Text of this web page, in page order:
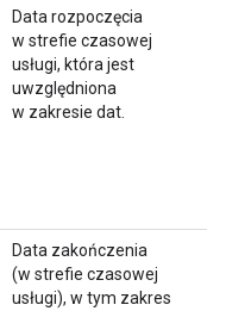
Data rozpoczęcia
w strefie czasowej
usługi, która jest
uwzględniona
w zakresie dat.
Data zakończenia
(w strefie czasowej
usługi), w tym zakres